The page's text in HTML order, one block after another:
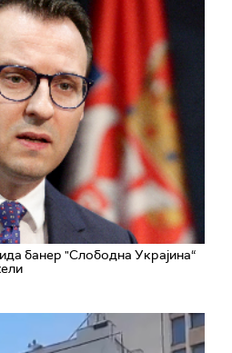
банер "Слободна Украјина“